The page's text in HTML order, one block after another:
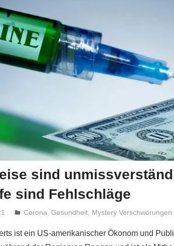
sind
sind Fehlschläge
Niki Vogt
Corona, Gesundheit, Mystery Verschwörungen
ist ein US-amerikanischer Ökonom und